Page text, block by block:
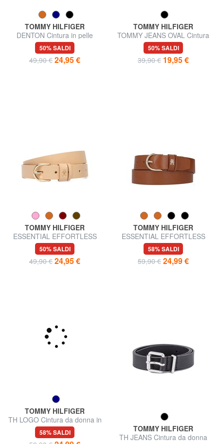
TOMMY HILFIGER
DENTON Cintura in pelle
50% SALDI
49,90 € 24,95 €
TOMMY HILFIGER
TOMMY JEANS OVAL Cintura
accorciabile in pelle
50% SALDI
39,90 € 19,95 €
TOMMY HILFIGER
ESSENTIAL EFFORTLESS
Cintura in pelle Made in Italy
50% SALDI
49,90 € 24,95 €
TOMMY HILFIGER
ESSENTIAL EFFORTLESS
Cintura in pelle Made in Italy
58% SALDI
59,90 € 24,99 €
TOMMY HILFIGER
TH LOGO Cintura da donna in
pelle
58% SALDI
TOMMY HILFIGER
TH JEANS Cintura da donna